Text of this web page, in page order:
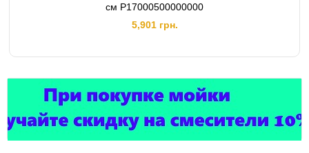
см P17000500000000
5,901 грн.